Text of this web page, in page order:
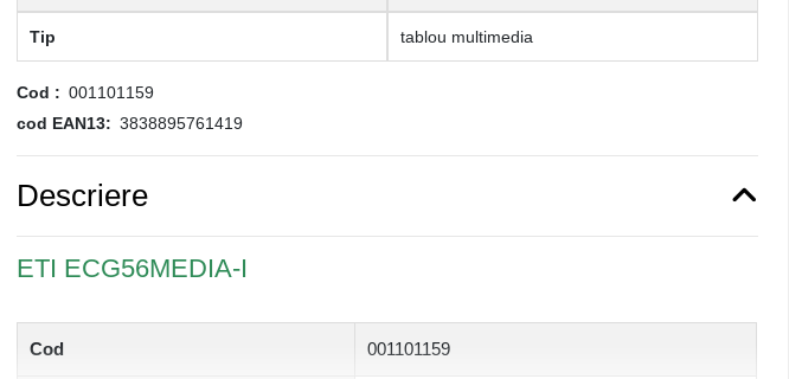
Tip tablou multimedia
Cod
001101159
cod EAN13
3838895761419
Descriere
ETI ECG56MEDIA-I
Cod 001101159